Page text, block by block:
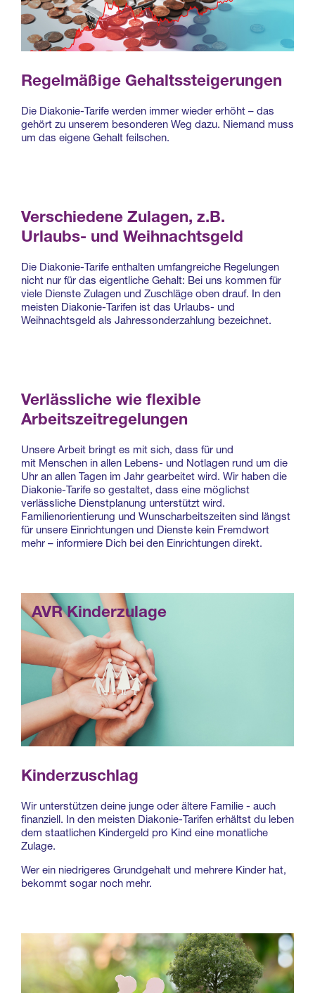
Regelmäßige Gehaltssteigerungen
Die Diakonie-Tarife werden immer wieder erhöht – das
gehört zu unserem besonderen Weg dazu. Niemand muss
um das eigene Gehalt feilschen.
Verschiedene Zulagen, z.B.
Urlaubs- und Weihnachtsgeld
Die Diakonie-Tarife enthalten umfangreiche Regelungen
nicht nur für das eigentliche Gehalt: Bei uns kommen für
viele Dienste Zulagen und Zuschläge oben drauf. In den
meisten Diakonie-Tarifen ist das Urlaubs- und
Weihnachtsgeld als Jahressonderzahlung bezeichnet.
Verlässliche wie flexible
Arbeitszeitregelungen
Unsere Arbeit bringt es mit sich, dass für und
mit Menschen in allen Lebens- und Notlagen rund um die
Uhr an allen Tagen im Jahr gearbeitet wird. Wir haben die
Diakonie-Tarife so gestaltet, dass eine möglichst
verlässliche Dienstplanung unterstützt wird.
Familienorientierung und Wunscharbeitszeiten sind längst
für unsere Einrichtungen und Dienste kein Fremdwort
mehr – informiere Dich bei den Einrichtungen direkt.
AVR Kinderzulage
Kinderzuschlag
Wir unterstützen deine junge oder ältere Familie - auch
finanziell. In den meisten Diakonie-Tarifen erhältst du leben
dem staatlichen Kindergeld pro Kind eine monatliche
Zulage.
Wer ein niedrigeres Grundgehalt und mehrere Kinder hat,
bekommt sogar noch mehr.